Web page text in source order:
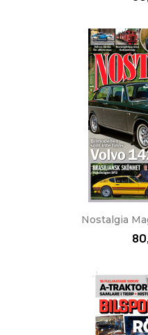
Nostalgia